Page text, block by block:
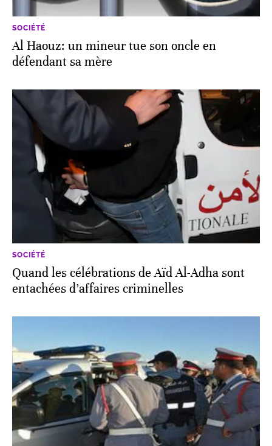
SOCIÉTÉ
Al Haouz: un mineur tue son oncle en
défendant sa mère
SOCIÉTÉ
Quand les célébrations de Aïd Al-Adha sont
entachées d’affaires criminelles